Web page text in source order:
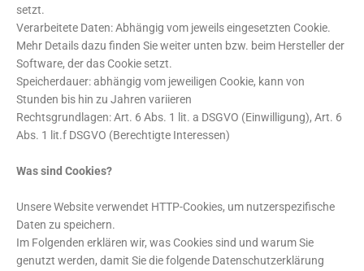
setzt.
Verarbeitete Daten: Abhängig vom jeweils eingesetzten Cookie.
Mehr Details dazu finden Sie weiter unten bzw. beim Hersteller der
Software, der das Cookie setzt.
Speicherdauer: abhängig vom jeweiligen Cookie, kann von
Stunden bis hin zu Jahren variieren
Rechtsgrundlagen: Art. 6 Abs. 1 lit. a DSGVO (Einwilligung), Art. 6
Abs. 1 lit.f DSGVO (Berechtigte Interessen)
Was sind Cookies?
Unsere Website verwendet HTTP-Cookies, um nutzerspezifische
Daten zu speichern.
Im Folgenden erklären wir, was Cookies sind und warum Sie
genutzt werden, damit Sie die folgende Datenschutzerklärung